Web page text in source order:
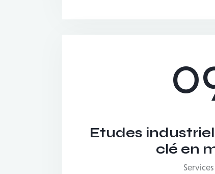
Etudes
clé en
Services